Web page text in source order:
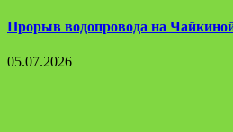
Прорыв водопровода на
05.07.2026